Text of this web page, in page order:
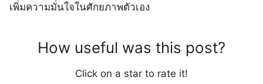
เพิ่มความมั่นใจในศักยภาพตัวเอง
How useful was this post?
Click on a star to rate it!